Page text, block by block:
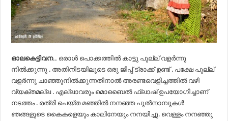
ഓലകെട്ടിവന.. ഒരാൾ പൊക്കത്തിൽ കാട്ടു പുല്ല് വളർന്നു
നിൽക്കുന്നു . അതിനിടയിലൂടെ ഒരു ജീപ്പ് ട്രാക്ക് ഉണ്ട് . പക്ഷേ പുല്ല്
വളർന്നു ചാഞ്ഞുനിൽക്കുന്നതിനാൽ അരണ്ടവെളിച്ചത്തിൽ വഴി
വ്യക്തമല്ല . എല്ലാവരും മൊബൈൽ ഫ്ലാഷ് ഉപയോഗിച്ചാണ്
നടത്തം . രത്രി പെയ്ത മഞ്ഞിൽ നനഞ്ഞ പുൽനാമ്പുകൾ
ഞങ്ങളുടെ കൈകളെയും കാലിനേയും നനയിച്ചു. വെള്ളം നനഞ്ഞു